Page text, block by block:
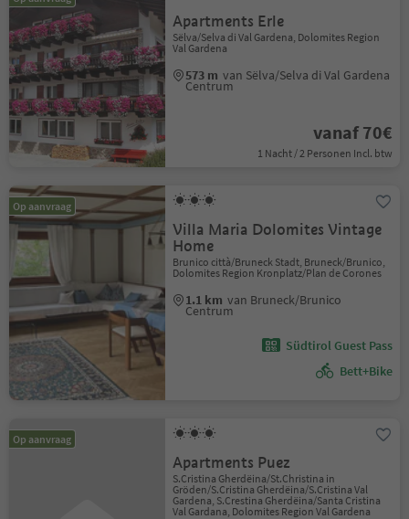
Apartments Erle
Sëlva/Selva di Val Gardena, Dolomites Region
Val Gardena
573 m van Sëlva/Selva di Val Gardena
Centrum
vanaf 70€
1 Nacht / 2 Personen Incl. btw
Op aanvraag
Villa Maria Dolomites Vintage
Home
Brunico città/Bruneck Stadt, Bruneck/Brunico,
Dolomites Region Kronplatz/Plan de Corones
1.1 km van Bruneck/Brunico
Centrum
Südtirol Guest Pass
Bett+Bike
Op aanvraag
Apartments Puez
S.Cristina Gherdëina/St.Christina in
Gröden/S.Cristina Gherdëina/S.Cristina Val
Gardena, S.Crestina Gherdëina/Santa Cristina
Val Gardana, Dolomites Region Val Gardena